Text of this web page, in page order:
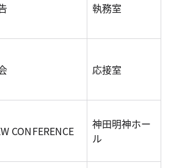
執務室
応接室
CONFERENCE
神田明神ホー
ル